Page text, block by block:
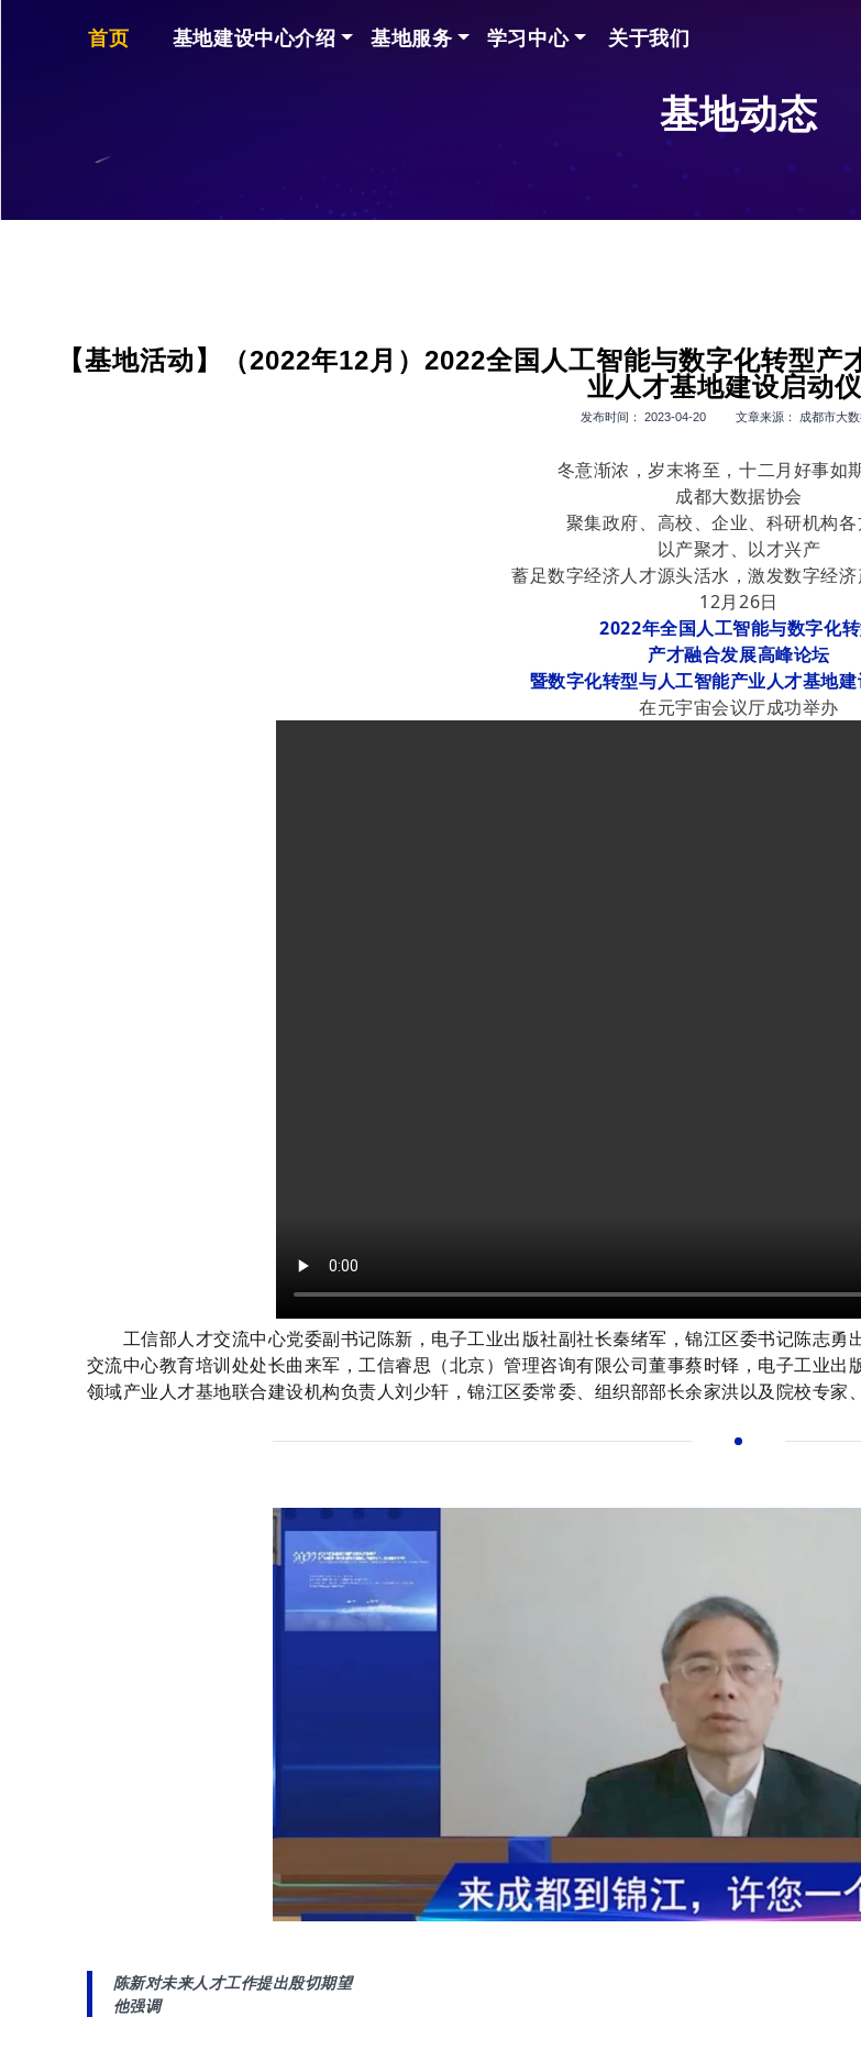
首页 基地建设中心介绍 基地服务 学习中心 关于我们
基地动态
【基地活动】（2022年12月）2022全国人工智能与数字化转型
业人才基地建设启动
发布时间： 2023-04-20 文章来源： 成都市大数
冬意渐浓，岁末将至，十二月好事如
成都大数据协会
聚集政府、高校、企业、科研机构
以产聚才、以才兴产
蓄足数字经济人才源头活水，激发数字经
12月26日
2022年全国人工智能与数字化
产才融合发展高峰论坛
暨数字化转型与人工智能产业人才基地
在元宇宙会议厅成功举办
工信部人才交流中心党委副书记陈新，电子工业出版社副社长秦绪军，锦江区委书记陈志勇
交流中心教育培训处处长曲来军，工信睿思（北京）管理咨询有限公司董事蔡时铎，电子工业
领域产业人才基地联合建设机构负责人刘少轩，锦江区委常委、组织部部长余家洪以及院校专家
陈新对未来人才工作提出殷切期望
他强调